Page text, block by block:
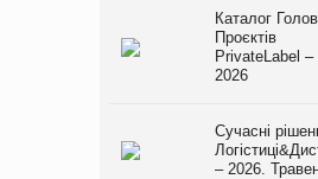
Каталог
Проєктів
PrivateLabel –
2026
Сучасні
– 2026.